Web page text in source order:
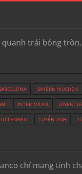
quanh trái bóng
BAYERN MUCHEN
INTER MILAN JUVENTUS
TUYỂN ANH
chỉ mang tính